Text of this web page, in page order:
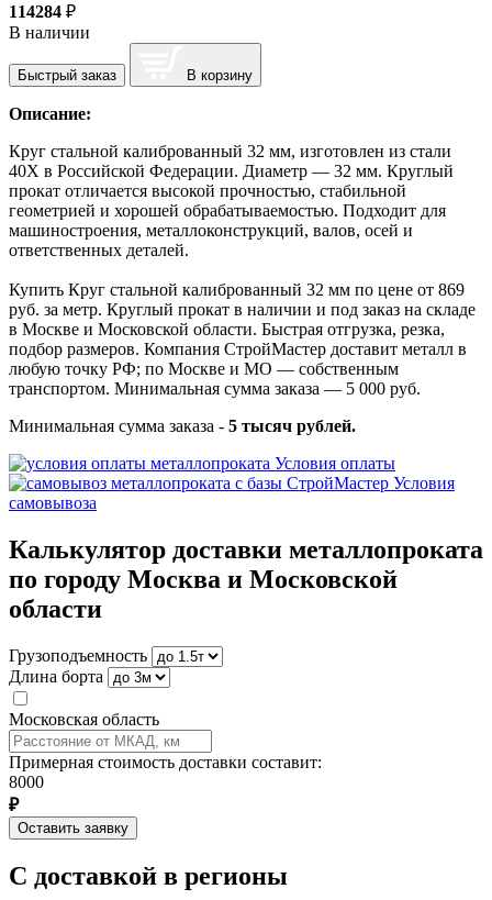
114284 ₽
В наличии
Быстрый заказ В корзину
Описание:
Круг стальной калиброванный 32 мм, изготовлен из стали
40Х в Российской Федерации. Диаметр — 32 мм. Круглый
прокат отличается высокой прочностью, стабильной
геометрией и хорошей обрабатываемостью. Подходит для
машиностроения, металлоконструкций, валов, осей и
ответственных деталей.
Купить Круг стальной калиброванный 32 мм по цене от 869
руб. за метр. Круглый прокат в наличии и под заказ на складе
в Москве и Московской области. Быстрая отгрузка, резка,
подбор размеров. Компания СтройМастер доставит металл в
любую точку РФ; по Москве и МО — собственным
транспортом. Минимальная сумма заказа — 5 000 руб.
Минимальная сумма заказа - 5 тысяч рублей.
Условия оплаты
Условия
самовывоза
Калькулятор доставки металлопроката
по городу Москва и Московской
области
Грузоподъемность
Длина борта
Московская область
Примерная стоимость доставки составит:
8000
₽
Оставить заявку
С доставкой в регионы